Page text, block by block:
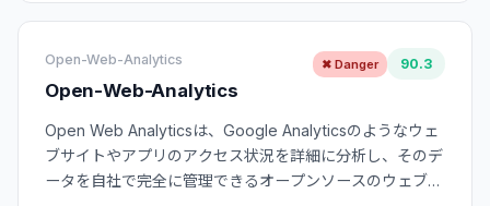
Open-Web-Analytics
Open-Web-Analytics
✖ Danger 90.3
Open Web Analyticsは、Google Analyticsのようなウェ
ブサイトやアプリのアクセス状況を詳細に分析し、そのデ
ータを自社で完全に管理できるオープンソースのウェブ解